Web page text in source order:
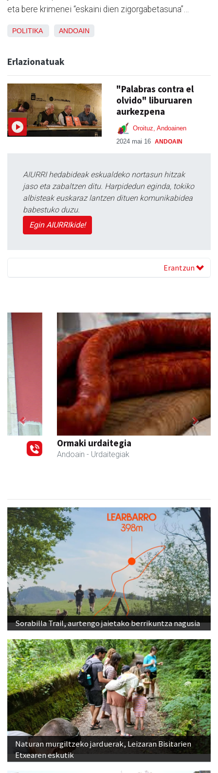
eta bere krimenei “eskaini dien zigorgabetasuna”…
POLITIKA ANDOAIN
Erlazionatuak
"Palabras contra el
olvido" liburuaren
aurkezpena
Oroituz, Andoainen
2024 mai 16 ANDOAIN
AIURRI hedabideak eskualdeko nortasun hitzak
jaso eta zabaltzen ditu. Harpidedun eginda, tokiko
albisteak euskaraz lantzen dituen komunikabidea
babestuko duzu.
Egin AIURRIkide!
Erantzun
Ormaki urdaitegia
Andoain - Urdaitegiak
Previous Next
Sorabilla Trail, aurtengo jaietako berrikuntza nagusia
Naturan murgiltzeko jarduerak, Leizaran Bisitarien
Etxearen eskutik